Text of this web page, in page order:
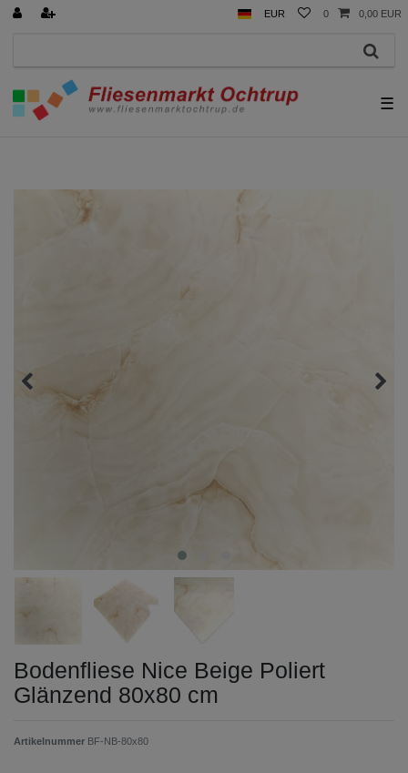
EUR 0 0,00 EUR
☰
Bodenfliese Nice Beige Poliert
Glänzend 80x80 cm
Artikelnummer BF-NB-80x80